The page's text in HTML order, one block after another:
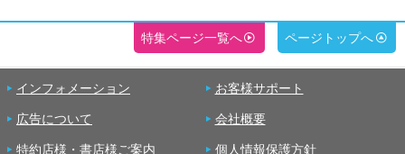
特集ページ一覧へ ページトップへ
インフォメーション お客様サポート
広告について 会社概要
特約店様・書店様ご案内 個人情報保護方針